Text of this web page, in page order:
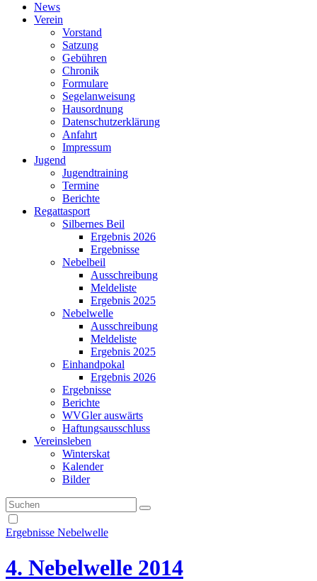
News
Verein
Vorstand
Satzung
Gebühren
Chronik
Formulare
Segelanweisung
Hausordnung
Datenschutzerklärung
Anfahrt
Impressum
Jugend
Jugendtraining
Termine
Berichte
Regattasport
Silbernes Beil
Ergebnis 2026
Ergebnisse
Nebelbeil
Ausschreibung
Meldeliste
Ergebnis 2025
Nebelwelle
Ausschreibung
Meldeliste
Ergebnis 2025
Einhandpokal
Ergebnis 2026
Ergebnisse
Berichte
WVGler auswärts
Haftungsausschluss
Vereinsleben
Winterskat
Kalender
Bilder
Ergebnisse Nebelwelle
4. Nebelwelle 2014